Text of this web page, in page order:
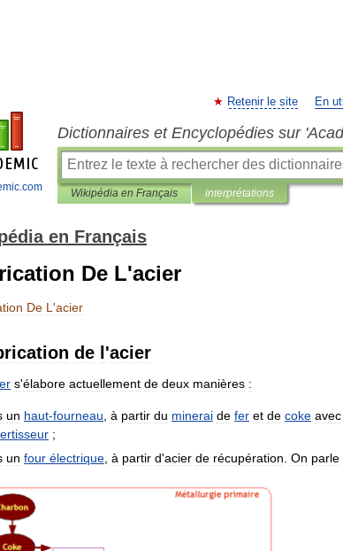
Retenir le site En
Dictionnaires et Encyclopédies sur
Wikipédia en Français interprétations
en Français
De L'acier
De L 'acier
de 'acier
s'élabore actuellement de deux manières :
un haut-fourneau à partir du minerai de fer et de coke avec
;
un four électrique à partir d'acier de récupération On parle